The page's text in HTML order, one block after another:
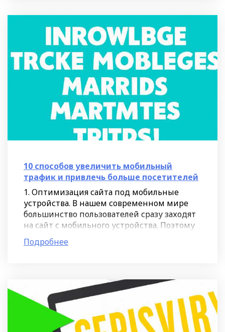
10 способов увеличить мобильный
трафик и привлечь больше посетителей
1. Оптимизация сайта под мобильные
устройства. В нашем современном мире
большинство пользователей сразу заходят
на сайт с мобильного устройства. Поэтому
важно, чтобы ваш сайт хорошо отображался
на экране смартфона и
Подробнее